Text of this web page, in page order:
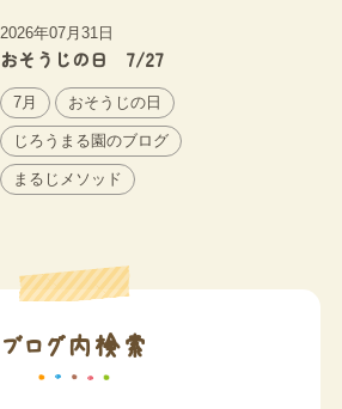
2026年07月31日
おそうじの日 7/27
7月 おそうじの日
じろうまる園のブログ
まるじメソッド
ブログ内検索